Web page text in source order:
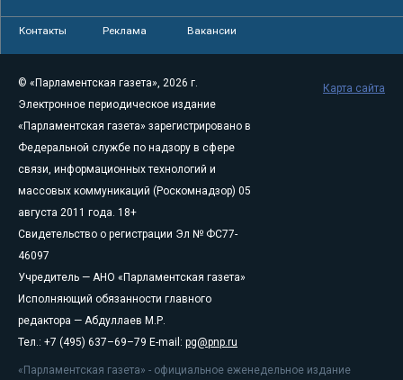
Контакты Реклама Вакансии
© «Парламентская газета», 2026 г.
Электронное периодическое издание
«Парламентская газета» зарегистрировано в
Федеральной службе по надзору в сфере
связи, информационных технологий и
массовых коммуникаций (Роскомнадзор) 05
августа 2011 года. 18+
Свидетельство о регистрации Эл № ФС77-
46097
Учредитель — АНО «Парламентская газета»
Исполняющий обязанности главного
редактора — Абдуллаев М.Р.
Тел.: +7 (495) 637–69–79 E-mail: pg@pnp.ru
«Парламентская газета» - официальное еженедельное издание
Карта сайта